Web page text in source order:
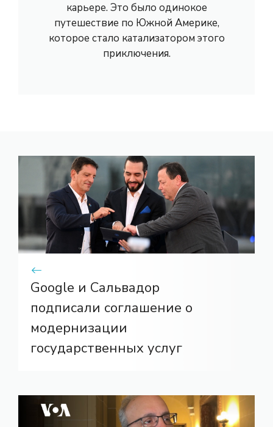
карьере. Это было одинокое
путешествие по Южной Америке,
которое стало катализатором этого
приключения.
Google и Сальвадор
подписали соглашение о
модернизации
государственных услуг